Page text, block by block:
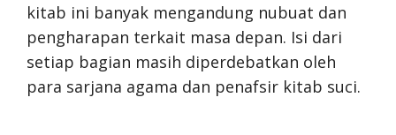
kitab ini banyak mengandung nubuat dan
pengharapan terkait masa depan. Isi dari
setiap bagian masih diperdebatkan oleh
para sarjana agama dan penafsir kitab suci.